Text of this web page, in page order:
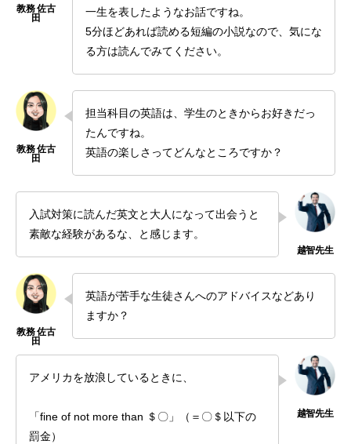
一生を表したようなお話ですね。
5分ほどあれば読める短編の小説なので、気にな
る方は読んでみてください。
担当科目の英語は、学生のときからお好きだっ
たんですね。
英語の楽しさってどんなところですか？
入試対策に読んだ英文と大人になって出会うと
素敵な経験があるな、と感じます。
英語が苦手な生徒さんへのアドバイスなどあり
ますか？
アメリカを放浪しているときに、
「fine of not more than ＄〇」（＝〇＄以下の
罰金）